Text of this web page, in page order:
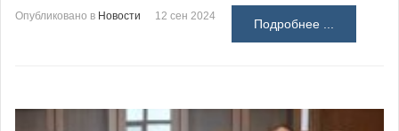
Опубликовано в Новости 12 сен 2024
Подробнее ...